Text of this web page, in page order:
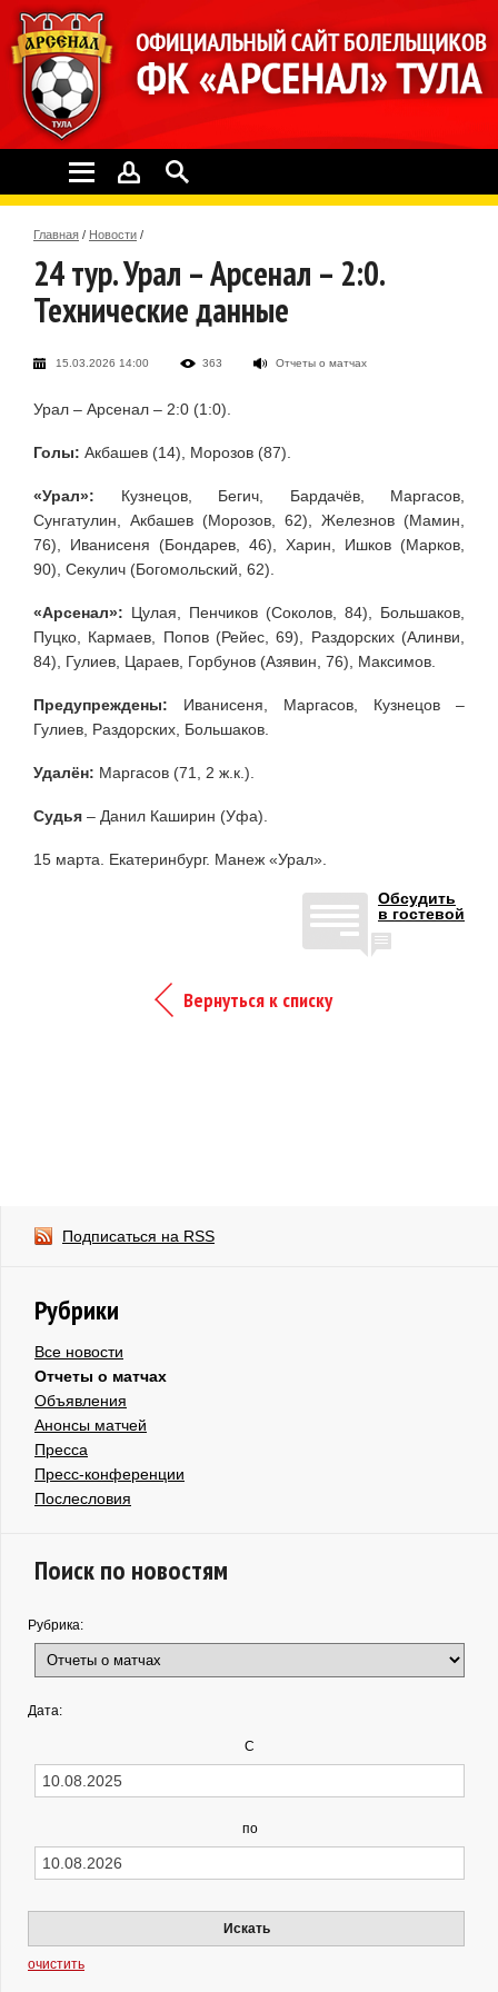
Главная / Новости /
24 тур. Урал – Арсенал – 2:0.
Технические данные
15.03.2026 14:00 363 Отчеты о матчах
Урал – Арсенал – 2:0 (1:0).
Голы: Акбашев (14), Морозов (87).
«Урал»: Кузнецов, Бегич, Бардачёв, Маргасов,
Сунгатулин, Акбашев (Морозов, 62), Железнов (Мамин,
76), Иванисеня (Бондарев, 46), Харин, Ишков (Марков,
90), Секулич (Богомольский, 62).
«Арсенал»: Цулая, Пенчиков (Соколов, 84), Большаков,
Пуцко, Кармаев, Попов (Рейес, 69), Раздорских (Алинви,
84), Гулиев, Цараев, Горбунов (Азявин, 76), Максимов.
Предупреждены: Иванисеня, Маргасов, Кузнецов –
Гулиев, Раздорских, Большаков.
Удалён: Маргасов (71, 2 ж.к.).
Судья – Данил Каширин (Уфа).
15 марта. Екатеринбург. Манеж «Урал».
Обсудить
в гостевой
Вернуться к списку
Подписаться на RSS
Рубрики
Все новости
Отчеты о матчах
Объявления
Анонсы матчей
Пресса
Пресс-конференции
Послесловия
Поиск по новостям
Рубрика:
Дата:
С
по
Искать
очистить